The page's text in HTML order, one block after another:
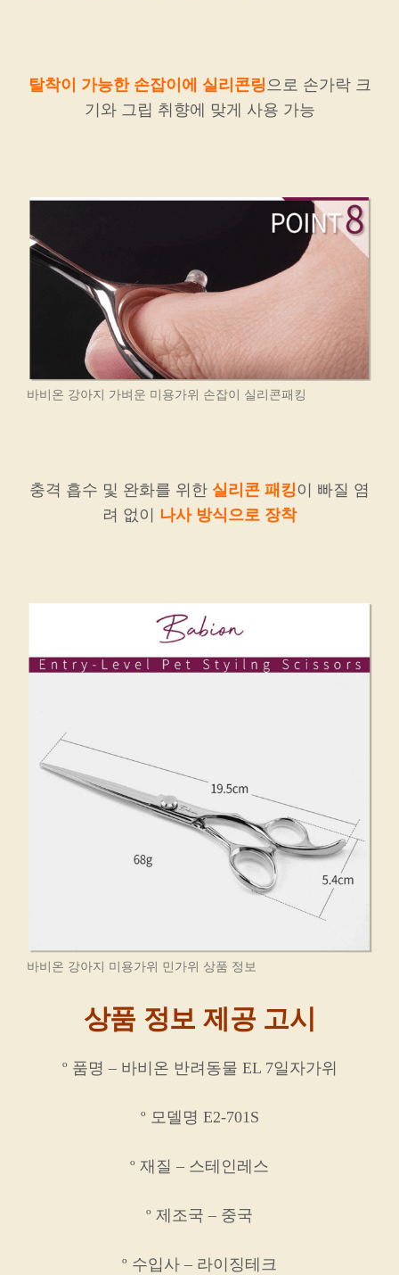
탈착이 가능한 손잡이에 실리콘링 으로 손가락 크
기와 그립 취향에 맞게 사용 가능
바비온 강아지 가벼운 미용가위 손잡이 실리콘패킹
충격 흡수 및 완화를 위한 실리콘 패킹이 빠질 염
려 없이 나사 방식으로 장착
바비온 강아지 미용가위 민가위 상품 정보
상품 정보 제공 고시
º 품명 – 바비온 반려동물 EL 7일자가위
º 모델명 E2-701S
º 재질 – 스테인레스
º 제조국 – 중국
º 수입사 – 라이징테크